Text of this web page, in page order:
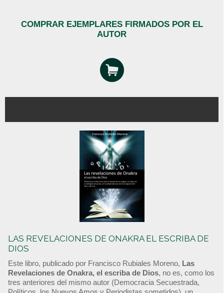
COMPRAR EJEMPLARES FIRMADOS POR EL
AUTOR
LAS REVELACIONES DE ONAKRA EL ESCRIBA DE
DIOS
Este libro, publicado por Francisco Rubiales Moreno, Las
Revelaciones de Onakra, el escriba de Dios, no es, como los
tres anteriores del mismo autor (Democracia Secuestrada,